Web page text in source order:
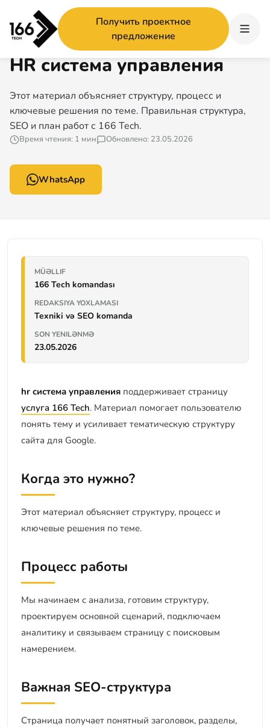
Получить проектное
предложение
Главная/HR система управления
166 TECH ГИД
HR система управления
Этот материал объясняет структуру, процесс и
ключевые решения по теме. Правильная структура,
SEO и план работ с 166 Tech.
Время чтения: 1 мин Обновлено: 23.05.2026
WhatsApp
MÜƏLLIF
166 Tech komandası
REDAKSIYA YOXLAMASI
Texniki və SEO komanda
SON YENILƏNMƏ
23.05.2026
hr система управления поддерживает страницу
услуга 166 Tech. Материал помогает пользователю
понять тему и усиливает тематическую структуру
сайта для Google.
Когда это нужно?
Этот материал объясняет структуру, процесс и
ключевые решения по теме.
Процесс работы
Мы начинаем с анализа, готовим структуру,
проектируем основной сценарий, подключаем
аналитику и связываем страницу с поисковым
намерением.
Важная SEO-структура
Страница получает понятный заголовок, разделы,